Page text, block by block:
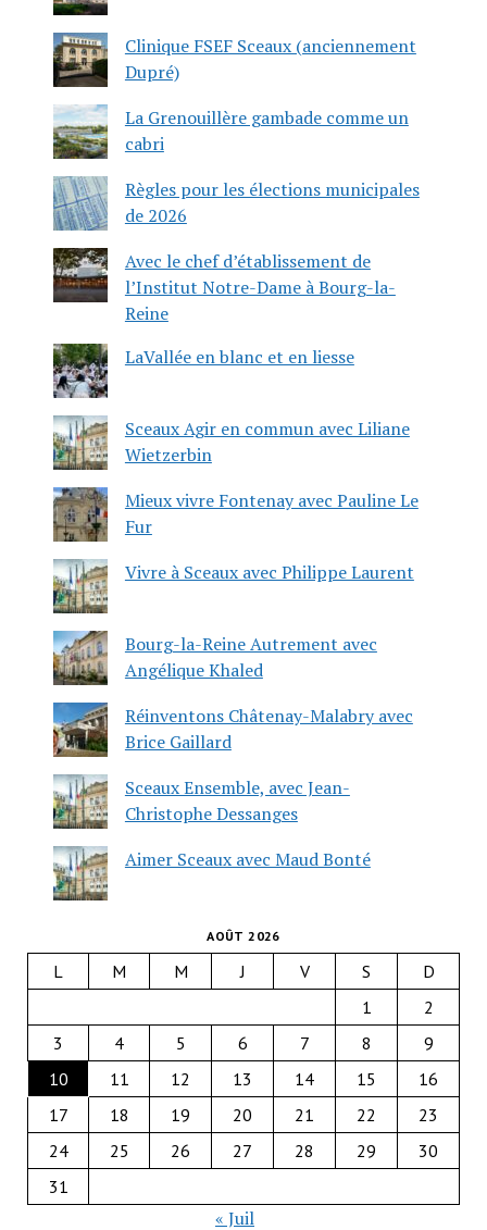
Clinique FSEF Sceaux (anciennement
Dupré)
La Grenouillère gambade comme un
cabri
Règles pour les élections municipales
de 2026
Avec le chef d’établissement de
l’Institut Notre-Dame à Bourg-la-
Reine
LaVallée en blanc et en liesse
Sceaux Agir en commun avec Liliane
Wietzerbin
Mieux vivre Fontenay avec Pauline Le
Fur
Vivre à Sceaux avec Philippe Laurent
Bourg-la-Reine Autrement avec
Angélique Khaled
Réinventons Châtenay-Malabry avec
Brice Gaillard
Sceaux Ensemble, avec Jean-
Christophe Dessanges
Aimer Sceaux avec Maud Bonté
AOÛT 2026
L M M J V S
D
1
2
3
4 5 6 7 8
9
10
11 12 13 14 15
16
17
18 19 20 21 22
23
24
25 26 27 28 29
30
31
« Juil